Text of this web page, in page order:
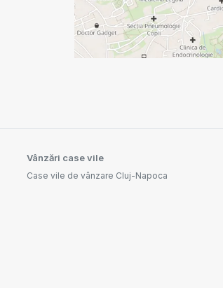
Vânzări case vile
Case vile de vânzare Cluj-Napoca